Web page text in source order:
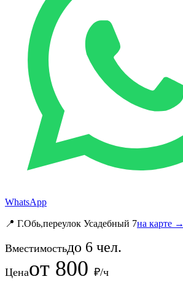
WhatsApp
📍 Г.Обь,переулок Усадебный 7на карте →
Вместимостьдо 6 чел.
Ценаот 800 ₽/ч